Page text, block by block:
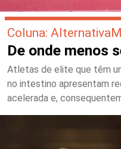
Coluna:
De onde menos
Atletas de elite que têm
no intestino apresentam
acelerada e,